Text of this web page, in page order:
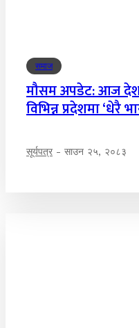
समाज
मौसम अपडेट: आज
विभिन्न प्रदेशमा ‘धेरै
सूर्यपत्र - साउन २५, २०८३